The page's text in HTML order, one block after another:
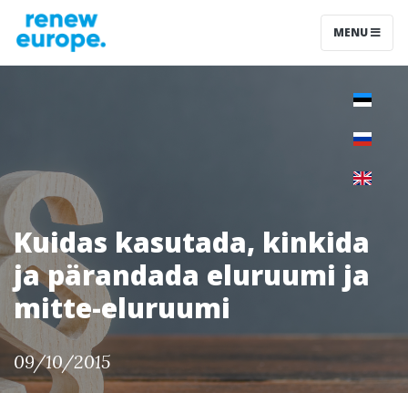
MENU
Kuidas kasutada, kinkida
ja pärandada eluruumi ja
mitte-eluruumi
09/10/2015